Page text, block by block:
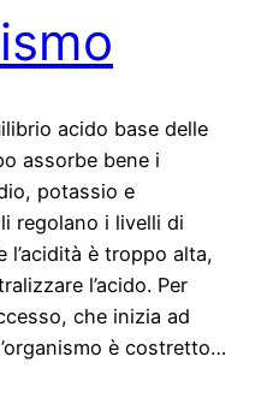
acido base delle
assorbe bene i
potassio e
regolano i livelli di
l’acidità è troppo alta,
l’acido. Per
che inizia ad
è costretto…